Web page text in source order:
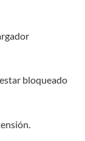
bloqueado